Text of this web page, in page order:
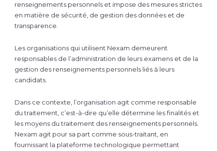
renseignements personnels et impose des mesures strictes
en matière de sécurité, de gestion des données et de
transparence.
Les organisations qui utilisent Nexam demeurent
responsables de l’administration de leurs examens et de la
gestion des renseignements personnels liés à leurs
candidats.
Dans ce contexte, l’organisation agit comme responsable
du traitement, c’est-à-dire qu’elle détermine les finalités et
les moyens du traitement des renseignements personnels.
Nexam agit pour sa part comme sous-traitant, en
fournissant la plateforme technologique permettant